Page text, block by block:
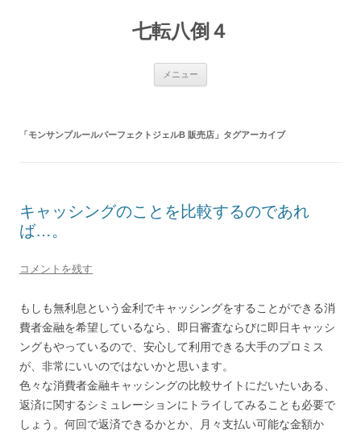
七転八倒４
メニュー
ス
「モンサンプルールパーフェクトジェルB 販売店 」タグアーカイブ
キャッシングのことを比較するのであれ
ば…。
コメントを残す
もしも無利息という金利でキャッシングをすることができる消
費者金融を希望しているなら、即日審査ならびに即日キャッシ
ングもやっているので、安心して利用できる大手のプロミス
が、非常にいいのではないかと思います。
色々な消費者金融キャッシングの比較サイトにだいたいある、
返済に関するシミュレーションにトライしてみることも必要で
しょう。何回で返済できるかとか、月々支払い可能な金額か